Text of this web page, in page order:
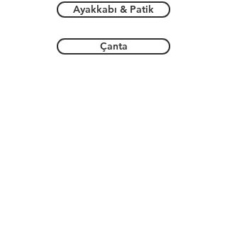
Ayakkabı & Patik
Çanta